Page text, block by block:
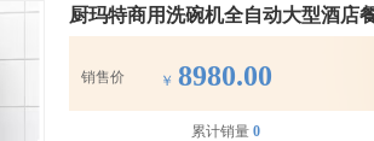
厨玛特商用洗碗机全自动大型酒店
销售价 ￥ 8980.00
累计销量 0